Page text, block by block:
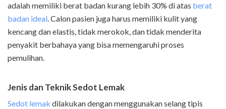
adalah memiliki berat badan kurang lebih 30% di atas berat
badan ideal. Calon pasien juga harus memiliki kulit yang
kencang dan elastis, tidak merokok, dan tidak menderita
penyakit berbahaya yang bisa memengaruhi proses
pemulihan.
Jenis dan Teknik Sedot Lemak
Sedot lemak dilakukan dengan menggunakan selang tipis